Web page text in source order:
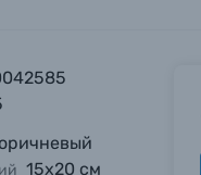
15x20 см